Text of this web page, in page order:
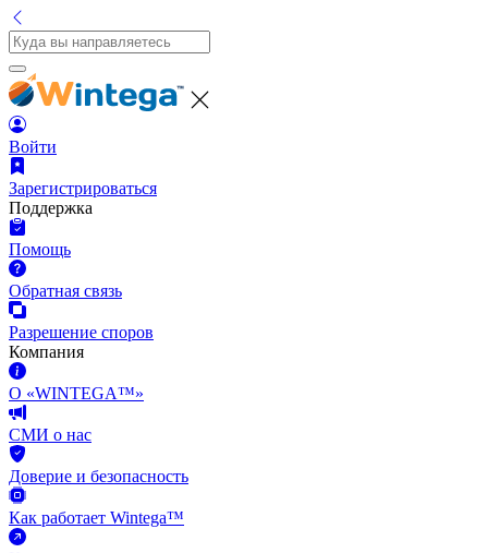
Войти
Зарегистрироваться
Поддержка
Помощь
Обратная связь
Разрешение споров
Компания
О «WINTEGA™»
СМИ о нас
Доверие и безопасность
Как работает Wintega™